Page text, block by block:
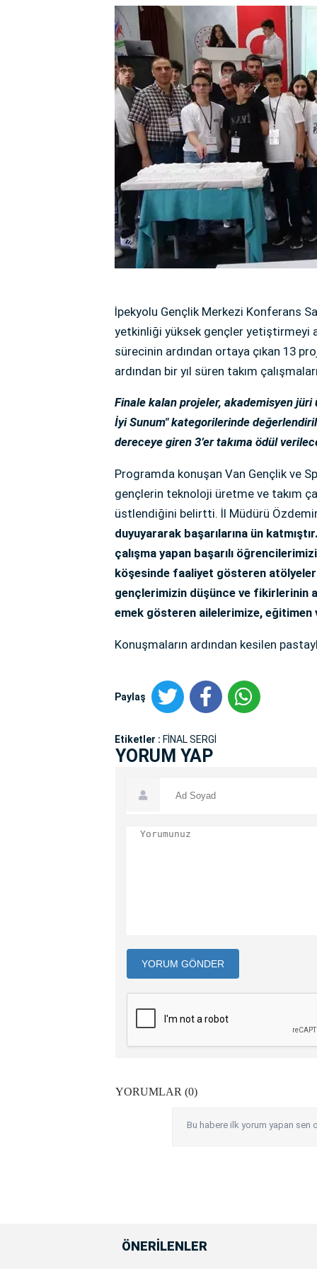
İpekyolu Gençlik Merkezi Konferans
yetkinliği yüksek gençler yetiştirmeyi
sürecinin ardından ortaya çıkan 13
ardından bir yıl süren takım
Finale kalan projeler, akademisyen jüri
İyi Sunum" kategorilerinde
dereceye giren 3’er takıma ödül
Programda konuşan Van Gençlik ve
gençlerin teknoloji üretme ve takım
üstlendiğini belirtti. İl Müdürü
duyuyararak başarılarına ün
çalışma yapan başarılı
köşesinde faaliyet gösteren
gençlerimizin düşünce ve fikirlerinin
emek gösteren ailelerimize,
Konuşmaların ardından kesilen
Paylaş
Etiketler : FİNAL SERGİ
YORUM YAP
YORUM GÖNDER
YORUMLAR (0)
Bu habere ilk yorum yapan sen
ÖNERİLENLER